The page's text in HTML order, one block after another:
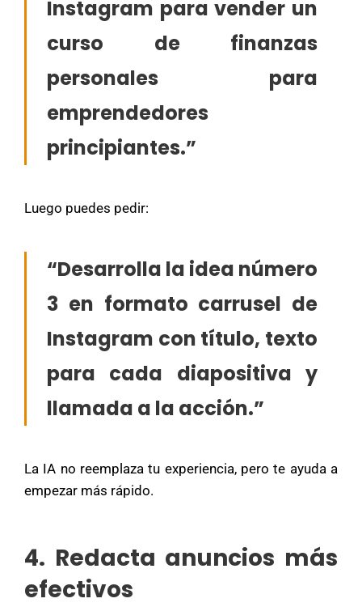
Instagram para vender un
curso de finanzas
personales para
emprendedores
principiantes.”
Luego puedes pedir:
“Desarrolla la idea número
3 en formato carrusel de
Instagram con título, texto
para cada diapositiva y
llamada a la acción.”
La IA no reemplaza tu experiencia, pero te ayuda a
empezar más rápido.
4. Redacta anuncios más
efectivos